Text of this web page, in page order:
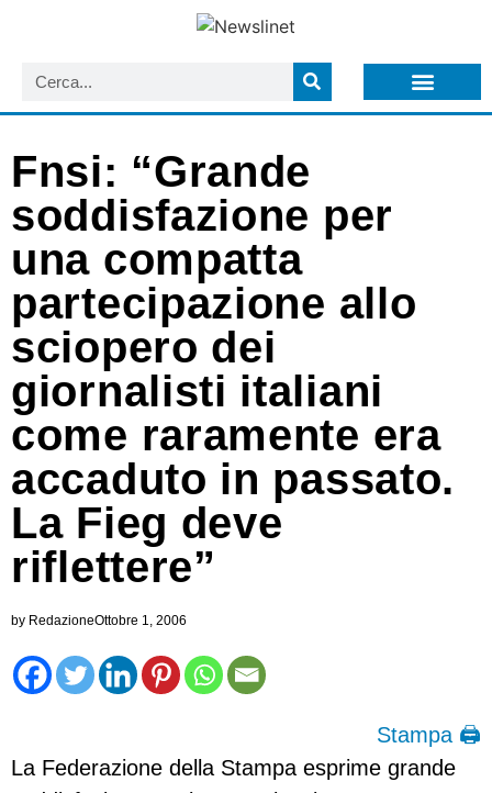
Fnsi: “Grande
soddisfazione per
una compatta
partecipazione allo
sciopero dei
giornalisti italiani
come raramente era
accaduto in passato.
La Fieg deve
riflettere”
by RedazioneOttobre 1, 2006
Stampa 🖨
La Federazione della Stampa esprime grande